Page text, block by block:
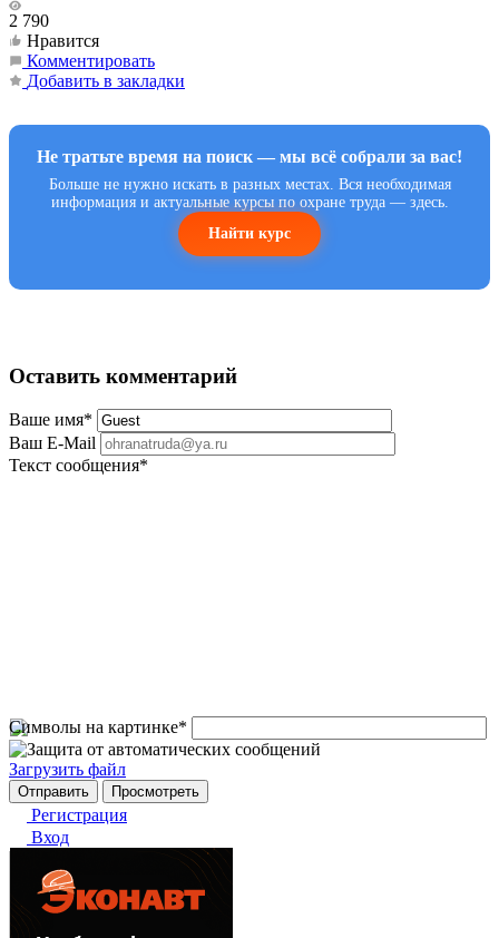
2 790
Нравится
Комментировать
Добавить в закладки
Не тратьте время на поиск — мы всё собрали за вас!
Больше не нужно искать в разных местах. Вся необходимая
информация и актуальные курсы по охране труда — здесь.
Найти курс
Оставить комментарий
Ваше имя*
Ваш E-Mail
Текст сообщения*
Символы на картинке*
Загрузить файл
Регистрация
Вход